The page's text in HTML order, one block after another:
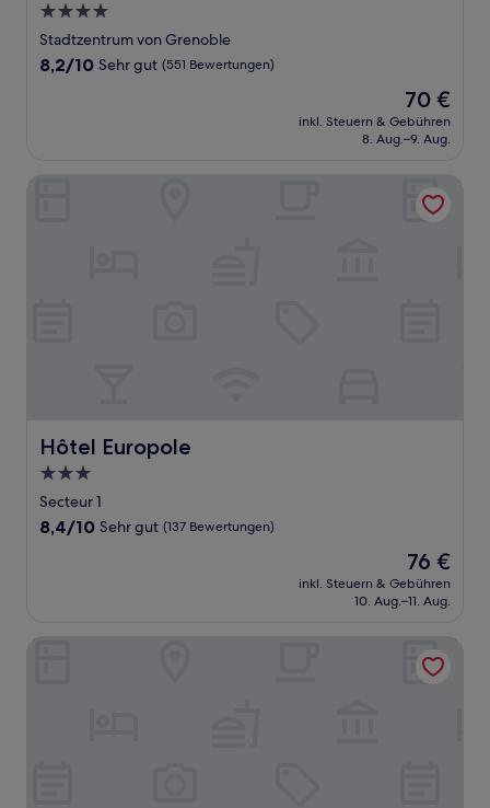
4.0-
Sterne-
Unterkunft
Stadtzentrum von Grenoble
8.2
Bewertungen)
8,2/10 Sehr gut (551 Bewertungen)
Der
Preis
beträgt
70 €
inkl. Steuern & Gebühren
8. Aug.–9. Aug.
Hôtel Europole
Hôtel Europole
3.0-
Sterne-
Unterkunft
Secteur 1
8.4
Bewertungen)
8,4/10 Sehr gut (137 Bewertungen)
Der
Preis
beträgt
76 €
inkl. Steuern & Gebühren
10. Aug.–11. Aug.